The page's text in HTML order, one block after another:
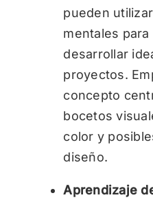
pueden
mentales
desarrollar
proyectos.
concepto
bocetos
color y
diseño.
Aprendizaje